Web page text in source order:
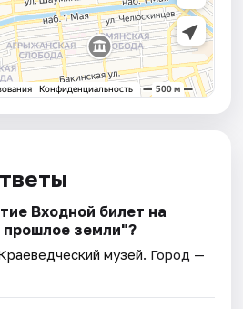
Входной билет на
земли"?
музей. Город —